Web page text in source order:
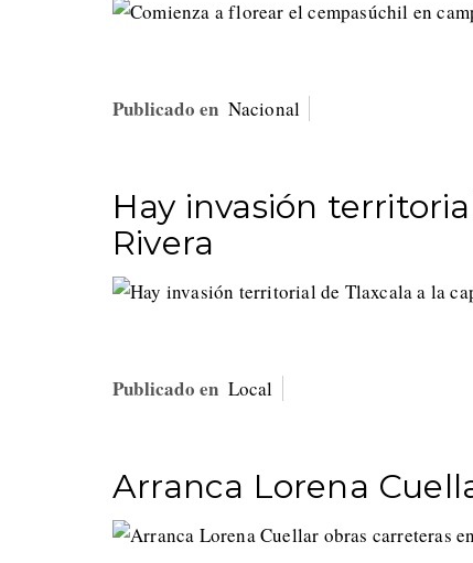
Publicado en Nacional
Hay invasión
Rivera
Publicado en Local
Arranca Lorena